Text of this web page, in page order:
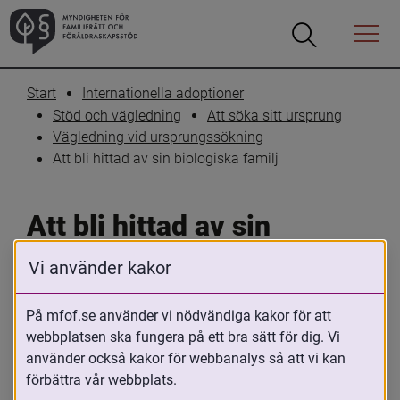
Öppna
Öppna
Menyn
Start
Internationella adoptioner
Stöd och vägledning
Att söka sitt ursprung
Vägledning vid ursprungssökning
Att bli hittad av sin biologiska familj
Att bli hittad av sin
biologiska familj
Skriv ut Dela
Det händer att Myndigheten för
familjerätt och föräldraskapsstöd(MFoF),
Vi använder kakor
På mfof.se använder vi nödvändiga kakor för att
webbplatsen ska fungera på ett bra sätt för dig. Vi
använder också kakor för webbanalys så att vi kan
förbättra vår webbplats.